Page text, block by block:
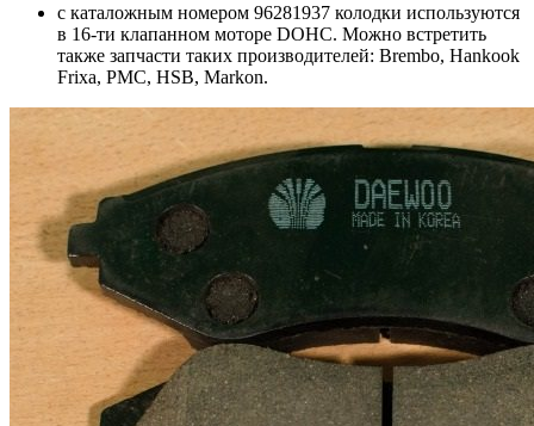
с каталожным номером 96281937 колодки используются
в 16-ти клапанном моторе DOHC. Можно встретить
также запчасти таких производителей: Brembo, Hankook
Frixa, PMC, HSB, Markon.